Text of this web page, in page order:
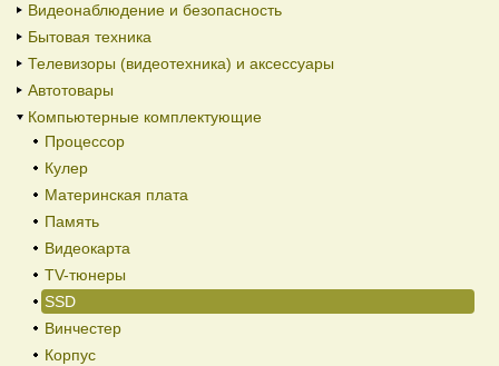
Видеонаблюдение и безопасность
Бытовая техника
Телевизоры (видеотехника) и аксессуары
Автотовары
Компьютерные комплектующие
Процессор
Кулер
Материнская плата
Память
Видеокарта
TV-тюнеры
SSD
Винчестер
Корпус